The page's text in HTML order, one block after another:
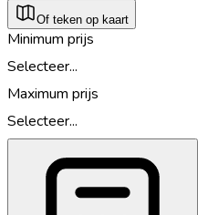
Of teken op kaart
Minimum prijs
Selecteer...
Maximum prijs
Selecteer...